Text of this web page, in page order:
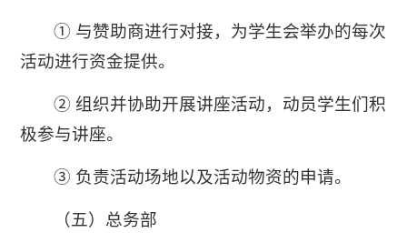
① 与赞助商进行对接，为学生会举办的每次
活动进行资金提供。
② 组织并协助开展讲座活动，动员学生们积
极参与讲座。
③ 负责活动场地以及活动物资的申请。
（五）总务部